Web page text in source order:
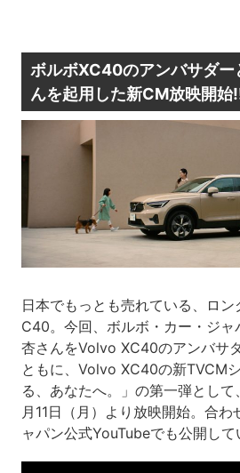
ボルボXC40のアンバサダー
んを起用した新CM放映開始
日本でもっとも売れている、ロ
C40。今回、ボルボ・カー・ジャ
杏さんをVolvo XC40のアンバサ
ともに、Volvo XC40の新TVCM
る、あなたへ。」の第一弾として
月11日（月）より放映開始。合
ャパン公式YouTubeでも公開して